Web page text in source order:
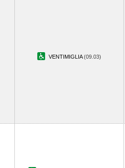
VENTIMIGLIA(09.03)